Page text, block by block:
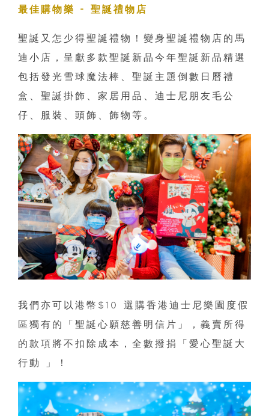
最佳購物樂 - 聖誕禮物店
聖誕又怎少得聖誕禮物！變身聖誕禮物店的馬
迪小店，呈獻多款聖誕新品今年聖誕新品精選
包括發光雪球魔法棒、聖誕主題倒數日曆禮
盒、聖誕掛飾、家居用品、迪士尼朋友毛公
仔、服裝、頭飾、飾物等。
我們亦可以港幣$10 選購香港迪士尼樂園度假
區獨有的「聖誕心願慈善明信片」，義賣所得
的款項將不扣除成本，全數撥捐「愛心聖誕大
行動 」！